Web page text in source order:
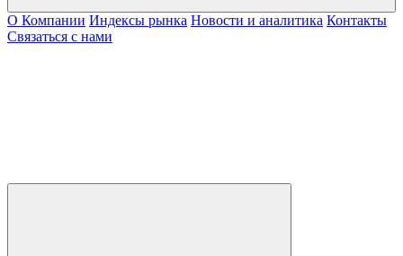
О Компании Индексы рынка Новости и аналитика Контакты
Связаться с нами